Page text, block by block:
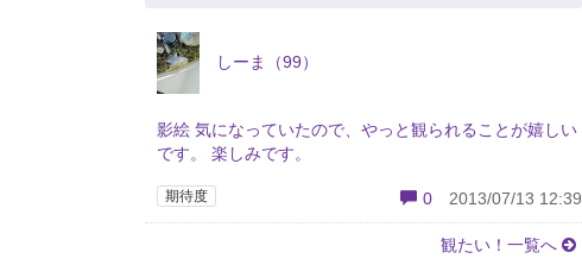
しーま（99）
影絵 気になっていたので、やっと観られることが嬉しい
です。 楽しみです。
期待度 0 2013/07/13 12:39
観たい！一覧へ